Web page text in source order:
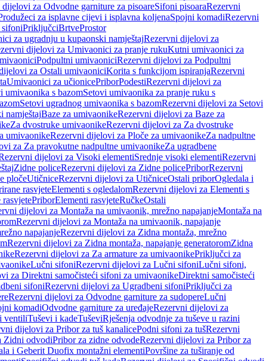
za Odvodne garniture za pisoareSifoni pisoaraRezervni
za isplavne cijevi i isplavna koljenaSpojni komadiRezervni
PriključciBrtveProstor
za ugradnju u kupaonski namještajRezervni dijelovi za
dijelovi za Umivaonici za pranje rukuKutni umivaonici za
Podpultni umivaoniciRezervni dijelovi za Podpultni
za Ostali umivaoniciKorita s funkcijom ispiranjaRezervni
Umivaonici za učionicePriborPodestiRezervni dijelovi za
umivaonika s bazomSetovi umivaonika za pranje ruku s
Setovi ugradnog umivaonika s bazomRezervni dijelovi za Setovi
namještajBaze za umivaonikeRezervni dijelovi za Baze za
Za dvostruke umivaonikeRezervni dijelovi za Za dvostruke
umivaonikeRezervni dijelovi za Ploče za umivaonikeZa nadpultne
za Za pravokutne nadpultne umivaonikeZa ugradbene
dijelovi za Visoki elementiSrednje visoki elementiRezervni
Zidne policeRezervni dijelovi za Zidne policePriborRezervni
pločeUtičniceRezervni dijelovi za UtičniceOstali priborOgledala i
rasvjeteElementi s ogledalomRezervni dijelovi za Elementi s
PriborElementi rasvjeteRučkeOstali
dijelovi za Montaža na umivaonik, mrežno napajanjeMontaža na
Rezervni dijelovi za Montaža na umivaonik, napajanje
napajanjeRezervni dijelovi za Zidna montaža, mrežno
Rezervni dijelovi za Zidna montaža, napajanje generatoromZidna
Rezervni dijelovi za Za armature za umivaonikePriključci za
Lučni sifoniRezervni dijelovi za Lučni sifoniLučni sifoni,
za Direktni samočisteći sifoni za umivaonikeDirektni samočisteći
sifoniRezervni dijelovi za Ugradbeni sifoniPriključci za
Rezervni dijelovi za Odvodne garniture za sudopereLučni
komadiOdvodne garniture za uređajeRezervni dijelovi za
ventiliTuševi i kadeTuševiRješenja odvodnje za tuševe u razini
dijelovi za Pribor za tuš kanalicePodni sifoni za tušRezervni
Zidni odvodiPribor za zidne odvodeRezervni dijelovi za Pribor za
i Geberit Duofix montažni elementiPovršine za tuširanje od